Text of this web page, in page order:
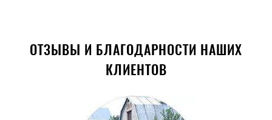
ОТЗЫВЫ И БЛАГОДАРНОСТИ НАШИХ
КЛИЕНТОВ